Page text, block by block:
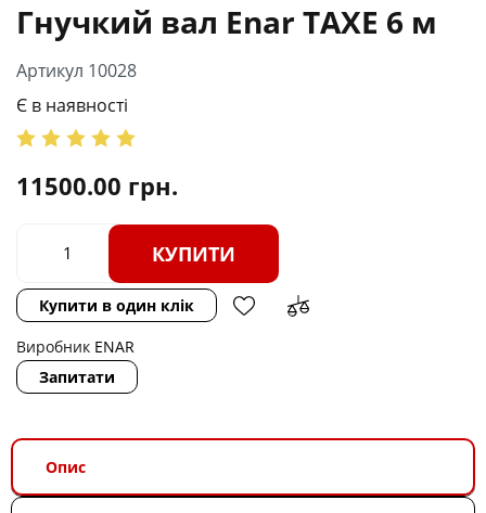
Гнучкий вал Enar TAXE 6 м
Артикул 10028
Є в наявності
11500.00 грн.
КУПИТИ
Купити в один клік
Виробник ENAR
Запитати
Опис